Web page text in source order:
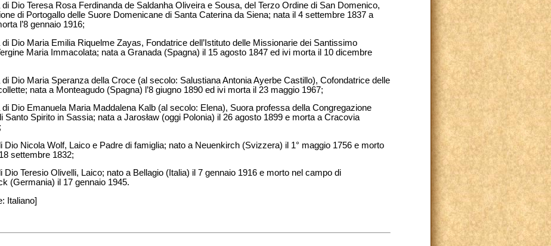
Dio Teresa Rosa Ferdinanda de Saldanha Oliveira e Sousa, del Terzo Ordine di San Domenico,
di Portogallo delle Suore Domenicane di Santa Caterina da Siena; nata il 4 settembre 1837 a
l’8 gennaio 1916;
Dio Maria Emilia Riquelme Zayas, Fondatrice dell’Istituto delle Missionarie dei Santissimo
Maria Immacolata; nata a Granada (Spagna) il 15 agosto 1847 ed ivi morta il 10 dicembre
Dio Maria Speranza della Croce (al secolo: Salustiana Antonia Ayerbe Castillo), Cofondatrice delle
nata a Monteagudo (Spagna) l’8 giugno 1890 ed ivi morta il 23 maggio 1967;
Dio Emanuela Maria Maddalena Kalb (al secolo: Elena), Suora professa della Congregazione
Santo Spirito in Sassia; nata a Jarosław (oggi Polonia) il 26 agosto 1899 e morta a Cracovia
Dio Nicola Wolf, Laico e Padre di famiglia; nato a Neuenkirch (Svizzera) il 1° maggio 1756 e morto
settembre 1832;
Teresio Olivelli, Laico; nato a Bellagio (Italia) il 7 gennaio 1916 e morto nel campo di
(Germania) il 17 gennaio 1945.
Italiano]